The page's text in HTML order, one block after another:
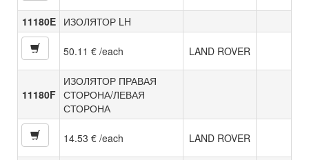
11180E ИЗОЛЯТОР LH
50.11 € /each LAND ROVER
11180F
ИЗОЛЯТОР ПРАВАЯ
СТОРОНА/ЛЕВАЯ
СТОРОНА
14.53 € /each LAND ROVER